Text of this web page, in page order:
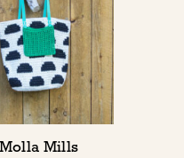
Mills